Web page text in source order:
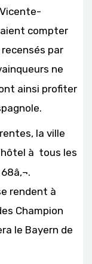
compter
par
ne
ainsi profiter
la ville
à tous les
rendent à
Champion
le Bayern de